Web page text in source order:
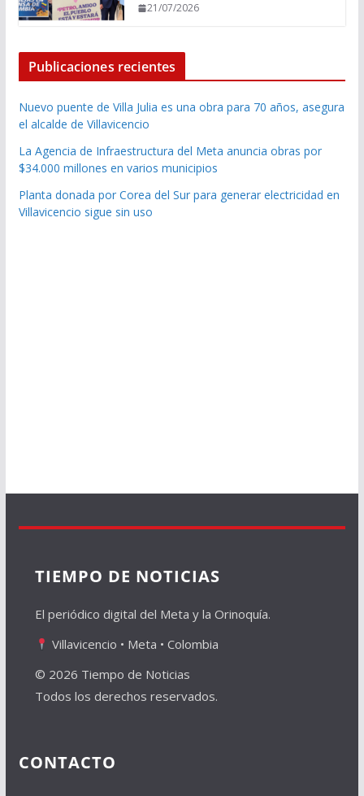
21/07/2026
Publicaciones recientes
Nuevo puente de Villa Julia es una obra para 70 años, asegura
el alcalde de Villavicencio
La Agencia de Infraestructura del Meta anuncia obras por
$34.000 millones en varios municipios
Planta donada por Corea del Sur para generar electricidad en
Villavicencio sigue sin uso
TIEMPO DE NOTICIAS
El periódico digital del Meta y la Orinoquía.
Villavicencio • Meta • Colombia
© 2026 Tiempo de Noticias
Todos los derechos reservados.
CONTACTO